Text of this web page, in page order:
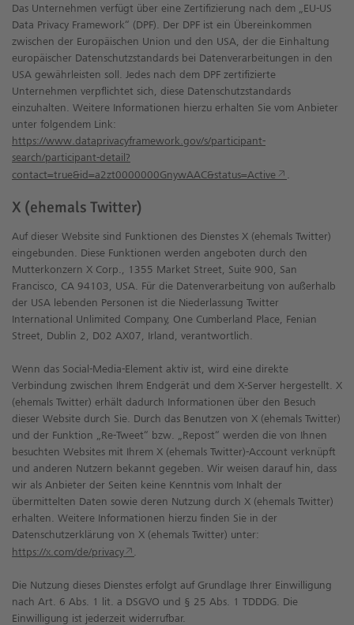
Das Unternehmen verfügt über eine Zertifizierung nach dem „EU-US
Data Privacy Framework“ (DPF). Der DPF ist ein Übereinkommen
zwischen der Europäischen Union und den USA, der die Einhaltung
europäischer Datenschutzstandards bei Datenverarbeitungen in den
USA gewährleisten soll. Jedes nach dem DPF zertifizierte
Unternehmen verpflichtet sich, diese Datenschutzstandards
einzuhalten. Weitere Informationen hierzu erhalten Sie vom Anbieter
unter folgendem Link:
https://www.dataprivacyframework.gov/s/participant-
search/participant-detail?
contact=true&id=a2zt0000000GnywAAC&status=Active
X (ehemals Twitter)
Auf dieser Website sind Funktionen des Dienstes X (ehemals Twitter)
eingebunden. Diese Funktionen werden angeboten durch den
Mutterkonzern X Corp., 1355 Market Street, Suite 900, San
Francisco, CA 94103, USA. Für die Datenverarbeitung von außerhalb
der USA lebenden Personen ist die Niederlassung Twitter
International Unlimited Company, One Cumberland Place, Fenian
Street, Dublin 2, D02 AX07, Irland, verantwortlich.
Wenn das Social-Media-Element aktiv ist, wird eine direkte
Verbindung zwischen Ihrem Endgerät und dem X-Server hergestellt. X
(ehemals Twitter) erhält dadurch Informationen über den Besuch
dieser Website durch Sie. Durch das Benutzen von X (ehemals Twitter)
und der Funktion „Re-Tweet“ bzw. „Repost“ werden die von Ihnen
besuchten Websites mit Ihrem X (ehemals Twitter)-Account verknüpft
und anderen Nutzern bekannt gegeben. Wir weisen darauf hin, dass
wir als Anbieter der Seiten keine Kenntnis vom Inhalt der
übermittelten Daten sowie deren Nutzung durch X (ehemals Twitter)
erhalten. Weitere Informationen hierzu finden Sie in der
Datenschutzerklärung von X (ehemals Twitter) unter:
https://x.com/de/privacy
Die Nutzung dieses Dienstes erfolgt auf Grundlage Ihrer Einwilligung
nach Art. 6 Abs. 1 lit. a DSGVO und § 25 Abs. 1 TDDDG. Die
Einwilligung ist jederzeit widerrufbar.